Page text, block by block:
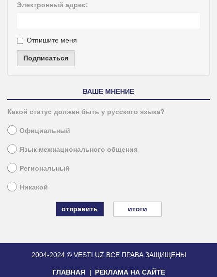
Электронный адрес:
Отпишите меня
Подписаться
ВАШЕ МНЕНИЕ
Какой статус должен быть у русского языка?
Официальный
Язык межнационального общения
Региональный
Никакой
итоги
2004-2024 © VESTI.UZ ВСЕ ПРАВА ЗАЩИЩЕНЫ
ГЛАВНАЯ РЕКЛАМА НА САЙТЕ